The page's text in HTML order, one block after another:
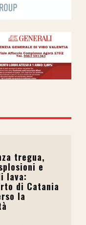
tregua,
e
lava:
di Catania
la